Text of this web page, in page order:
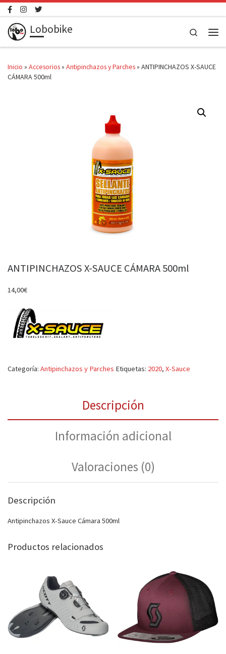
Saltar al contenido
Lobobike
Search
Inicio » Accesorios» Antipinchazos y Parches» ANTIPINCHAZOS X-SAUCE
CÁMARA 500ml
ANTIPINCHAZOS X-SAUCE CÁMARA 500ml
14,00€
Categoría: Antipinchazos y Parches Etiquetas: 2020, X-Sauce
Descripción
Información adicional
Valoraciones (0)
Descripción
Antipinchazos X-Sauce Cámara 500ml
Productos relacionados